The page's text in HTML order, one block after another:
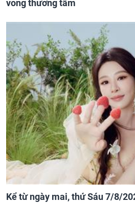
vong thương tâm
Kể từ ngày mai, thứ Sáu 7/8/